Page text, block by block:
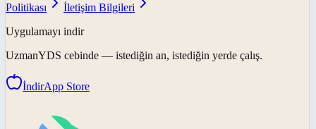
Politikası
İletişim Bilgileri
Uygulamayı indir
UzmanYDS cebinde — istediğin an, istediğin yerde çalış.
İndirApp Store